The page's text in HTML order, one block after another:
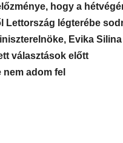
hogy a
Lettország légterébe
Evika Silina
választások előtt
adom fel